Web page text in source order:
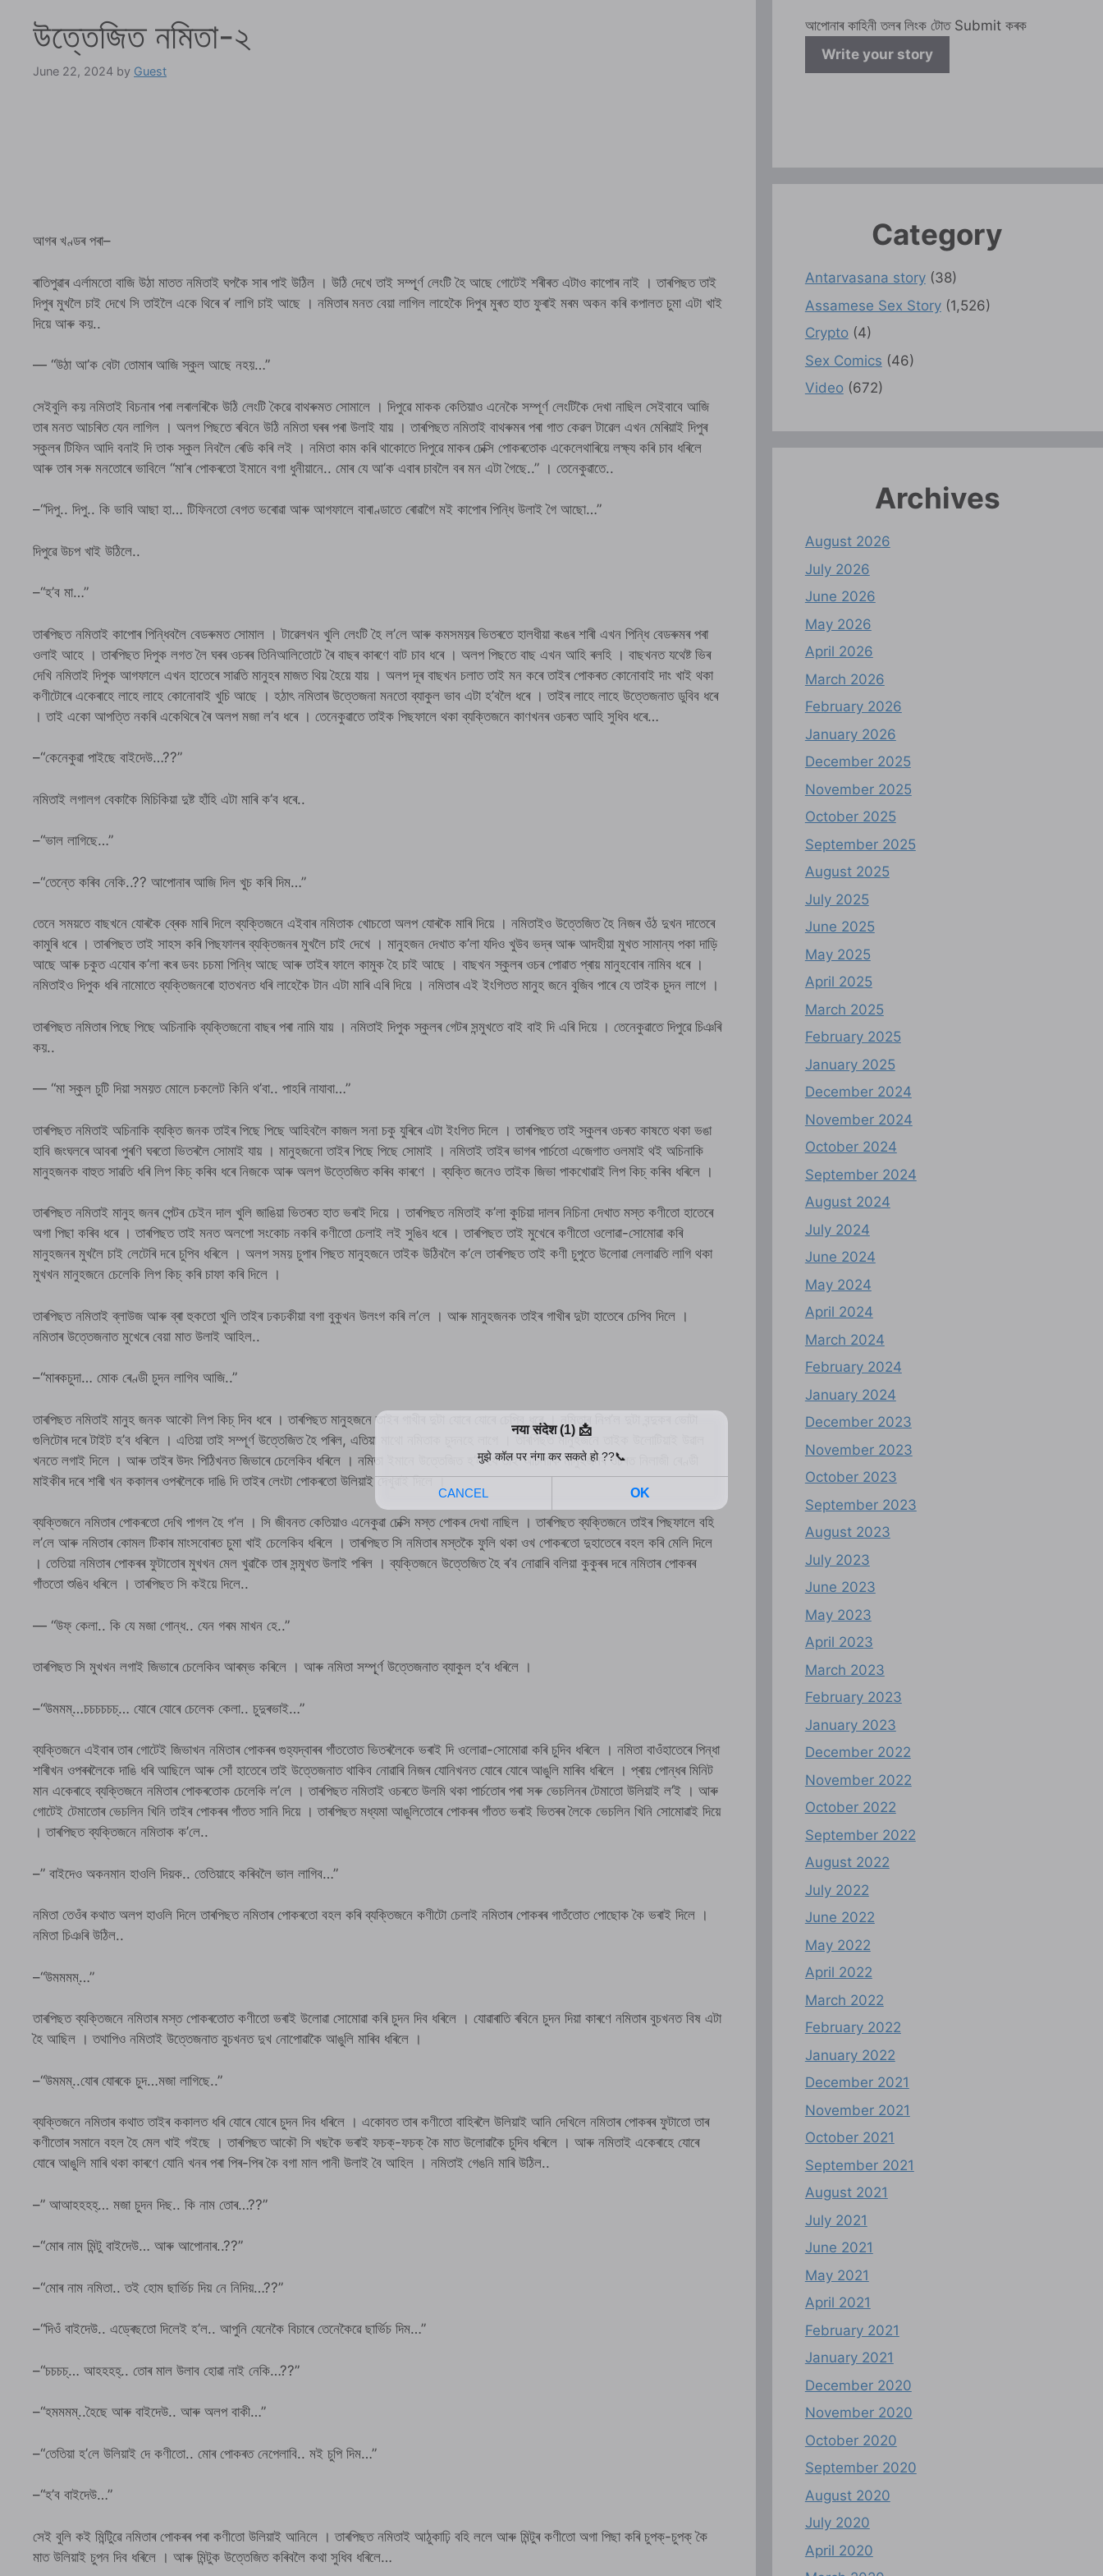
উত্তেজিত নমিতা-২
June 22, 2024 by Guest
আগৰ খণ্ডৰ পৰা–
ৰাতিপুৱাৰ এৰ্লামতো বাজি উঠা মাতত নমিতাই ঘপকৈ সাৰ পাই উঠিল । উঠি দেখে তাই সম্পূ্ৰ্ণ লেংটি হৈ আছে গোটেই শৰীৰত এটাও কাপোৰ নাই । তাৰপিছত তাই
দিপুৰ মুখলৈ চাই দেখে সি তাইলৈ একে থিৰে ৰ’ লাগি চাই আছে । নমিতাৰ মনত বেয়া লাগিল লাহেকৈ দিপুৰ মুৰত হাত ফুৰাই মৰম অকন কৰি কপালত চুমা এটা খাই
দিয়ে আৰু কয়..
— “উঠা আ’ক বেটা তোমাৰ আজি স্কুল আছে নহয়…”
সেইবুলি কয় নমিতাই বিচনাৰ পৰা লৰালৰিকৈ উঠি লেংটি কৈৱে বাথৰুমত সোমালে । দিপুৱে মাকক কেতিয়াও এনেকৈ সম্পূৰ্ণ লেংটিকৈ দেখা নাছিল সেইবাবে আজি
তাৰ মনত আচৰিত যেন লাগিল । অলপ পিছতে ৰবিনে উঠি নমিতা ঘৰৰ পৰা উলাই যায় । তাৰপিছত নমিতাই বাথৰুমৰ পৰা গাত কেৱল টাৱেল এখন মেৰিয়াই দিপুৰ
স্কুলৰ টিফিন আদি বনাই দি তাক স্কুল নিবলৈ ৰেডি কৰি লই । নমিতা কাম কৰি থাকোতে দিপুৱে মাকৰ চেক্সি পোকৰতোক একেলেথাৰিয়ে লক্ষ্য কৰি চাব ধৰিলে
আৰু তাৰ সৰু মনতোৰে ভাবিলে “মা’ৰ পোকৰতো ইমানে বগা ধুনীয়ানে.. মোৰ যে আ’ক এবাৰ চাবলৈ বৰ মন এটা গৈছে..” । তেনেকুৱাতে..
–“দিপু.. দিপু.. কি ভাবি আছা হা… টিফিনতো বেগত ভৰোৱা আৰু আগফালে বাৰাণ্ডাতে ৰোৱাগৈ মই কাপোৰ পিন্ধি উলাই গৈ আছো…”
দিপুৱে উচপ খাই উঠিলে..
–“হ’ব মা…”
তাৰপিছত নমিতাই কাপোৰ পিন্ধিবলৈ বেডৰুমত সোমাল । টাৱেলখন খুলি লেংটি হৈ ল’লে আৰু কমসময়ৰ ভিতৰতে হালধীয়া ৰংঙৰ শাৰী এখন পিন্ধি বেডৰুমৰ পৰা
ওলাই আহে । তাৰপিছত দিপুক লগত লৈ ঘৰৰ ওচৰৰ তিনিআলিতোটে ৰৈ বাছৰ কাৰণে বাট চাব ধৰে । অলপ পিছতে বাছ এখন আহি ৰলহি । বাছখনত যথেষ্ট ভিৰ
দেখি নমিতাই দিপুক আগফালে এখন হাতেৰে সাৱতি মানুহৰ মাজত থিয় হৈয়ে যায় । অলপ দূৰ বাছখন চলাত তাই মন কৰে তাইৰ পোকৰত কোনোবাই দাং খাই থকা
কণীটোৰে একেৰাহে লাহে লাহে কোনোবাই খুচি আছে । হঠাৎ নমিতাৰ উত্তেজনা মনতো ব্যাকুল ভাব এটা হ’বলৈ ধৰে । তাইৰ লাহে লাহে উত্তেজনাত ডুবিব ধৰে
। তাই একো আপত্তি নকৰি একেথিৰে ৰৈ অলপ মজা ল’ব ধৰে । তেনেকুৱাতে তাইক পিছফালে থকা ব্যক্তিজনে কাণখনৰ ওচৰত আহি সুধিব ধৰে…
–“কেনেকুৱা পাইছে বাইদেউ…??”
নমিতাই লগালগ বেকাকৈ মিচিকিয়া দুষ্ট হাঁহি এটা মাৰি ক’ব ধৰে..
–“ভাল লাগিছে…”
–“তেন্তে কৰিব নেকি..?? আপোনাৰ আজি দিল খুচ কৰি দিম…”
তেনে সময়তে বাছখনে যোৰকৈ ব্ৰেক মাৰি দিলে ব্যক্তিজনে এইবাৰ নমিতাক খোচতো অলপ যোৰকৈ মাৰি দিয়ে । নমিতাইও উত্তেজিত হৈ নিজৰ ওঁঠ দুখন দাতেৰে
কামুৰি ধৰে । তাৰপিছত তাই সাহস কৰি পিছফালৰ ব্যক্তিজনৰ মুখলৈ চাই দেখে । মানুহজন দেখাত ক’লা যদিও খুউব ভদ্ৰ আৰু আদহীয়া মুখত সামান্য পকা দাড়ি
আছে আৰু চকুত এযোৰ ক’লা ৰংৰ ডবং চচমা পিন্ধি আছে আৰু তাইৰ ফালে কামুক হৈ চাই আছে । বাছখন স্কুলৰ ওচৰ পোৱাত প্ৰায় মানুহবোৰ নামিব ধৰে ।
নমিতাইও দিপুক ধৰি নামোতে ব্যক্তিজনৰো হাতখনত ধৰি লাহেকৈ টান এটা মাৰি এৰি দিয়ে । নমিতাৰ এই ইংগিতত মানুহ জনে বুজিব পাৰে যে তাইক চুদন লাগে ।
তাৰপিছত নমিতাৰ পিছে পিছে অচিনাকি ব্যক্তিজনো বাছৰ পৰা নামি যায় । নমিতাই দিপুক স্কুলৰ গেটৰ সন্মুখতে বাই বাই দি এৰি দিয়ে । তেনেকুৱাতে দিপুৱে চিঞৰি
কয়..
— “মা স্কুল চুটি দিয়া সময়ত মোলে চকলেট কিনি থ’বা.. পাহৰি নাযাবা…”
তাৰপিছত নমিতাই অচিনাকি ব্যক্তি জনক তাইৰ পিছে পিছে আহিবলৈ কাজল সনা চকু যুৰিৰে এটা ইংগিত দিলে । তাৰপিছত তাই স্কুলৰ ওচৰত কাষতে থকা ভঙা
হাবি জংঘলৰে আবৰা পুৰণি ঘৰতো ভিতৰলৈ সোমাই যায় । মানুহজনো তাইৰ পিছে পিছে সোমাই । নমিতাই তাইৰ ভাগৰ পাৰ্চতো এজেগাত ওলমাই থই অচিনাকি
মানুহজনক বাহুত সাৱতি ধৰি লিপ কিচ্ কৰিব ধৰে নিজকে আৰু অলপ উত্তেজিত কৰিব কাৰণে । ব্যক্তি জনেও তাইক জিভা পাকখোৱাই লিপ কিচ্ কৰিব ধৰিলে ।
তাৰপিছত নমিতাই মানুহ জনৰ পেন্টৰ চেইন দাল খুলি জাঙিয়া ভিতৰত হাত ভৰাই দিয়ে । তাৰপিছত নমিতাই ক’লা কুচিয়া দালৰ নিচিনা দেখাত মস্ত কণীতো হাতেৰে
অগা পিছা কৰিব ধৰে । তাৰপিছত তাই মনত অলপো সংকোচ নকৰি কণীতো চেলাই লই সুঙিব ধৰে । তাৰপিছত তাই মুখেৰে কণীতো ওলোৱা-সোমোৱা কৰি
মানুহজনৰ মুখলৈ চাই লেটেৰি দৰে চুপিব ধৰিলে । অলপ সময় চুপাৰ পিছত মানুহজনে তাইক উঠিবলৈ ক’লে তাৰপিছত তাই কণী চুপুতে উলোৱা লেলাৱতি লাগি থকা
মুখখন মানুহজনে চেলেকি লিপ কিচ্ কৰি চাফা কৰি দিলে ।
তাৰপিছত নমিতাই ব্লাউজ আৰু ব্ৰা হুকতো খুলি তাইৰ ঢকঢকীয়া বগা বুকুখন উলংগ কৰি ল’লে । আৰু মানুহজনক তাইৰ গাখীৰ দুটা হাতেৰে চেপিব দিলে ।
নমিতাৰ উত্তেজনাত মুখেৰে বেয়া মাত উলাই আহিল..
–“মাৰকচুদা… মোক ৰেণ্ডী চুদন লাগিব আজি..”
তাৰপিছত নমিতাই মানুহ জনক আকৌ লিপ কিচ্ দিব ধৰে । তাৰপিছত মানুহজনে তাইৰ গাখীৰ দুটা যোৰে যোৰে চেপিব ধৰে । নমিতাৰ নিপ’ল দুটা বন্দুকৰ ভোটা
গুলিটোৰ দৰে টাইট হ’ব ধৰিলে । এতিয়া তাই সম্পূৰ্ণ উত্তেজিত হৈ পৰিল, এতিয়া মাথো নমিতাক চুদনহে লাগে । তাৰপিছত মানুহজনে তাইক উলোটিয়াই উৱাল
খনতে লগাই দিলে । আৰু তাইৰ উদং পিঠিখনত জিভাৰে চেলেকিব ধৰিলে । নমিতা ইমানে উত্তেজিত হ’ল যে তাই অচিনাকি মানুহজনৰ ওচৰত নিলাজী ৰেণ্ডী
মাইকীৰ দৰে শাৰী খন ককালৰ ওপৰলৈকে দাঙি দি তাইৰ লেংটা পোকৰতো উলিয়াই দেখুৱাই দিলে ।
ব্যক্তিজনে নমিতাৰ পোকৰতো দেখি পাগল হৈ গ’ল । সি জীবনত কেতিয়াও এনেকুৱা চেক্সি মস্ত পোকৰ দেখা নাছিল । তাৰপিছত ব্যক্তিজনে তাইৰ পিছফালে বহি
ল’লে আৰু নমিতাৰ কোমল টিকাৰ মাংসবোৰত চুমা খাই চেলেকিব ধৰিলে । তাৰপিছত সি নমিতাৰ মস্তকৈ ফুলি থকা ওখ পোকৰতো দুহাতেৰে বহল কৰি মেলি দিলে
। তেতিয়া নমিতাৰ পোকৰৰ ফুটাতোৰ মুখখন মেল খুৱাকৈ তাৰ সন্মুখত উলাই পৰিল । ব্যক্তিজনে উত্তেজিত হৈ ৰ’ব নোৱাৰি বলিয়া কুকুৰৰ দৰে নমিতাৰ পোকৰৰ
গাঁততো শুঙিব ধৰিলে । তাৰপিছত সি কইয়ে দিলে..
— “উফ্ কেলা.. কি যে মজা গোন্ধ.. যেন গৰম মাখন হে..”
তাৰপিছত সি মুখখন লগাই জিভাৰে চেলেকিব আৰম্ভ কৰিলে । আৰু নমিতা সম্পূ্ৰ্ণ উত্তেজনাত ব্যাকুল হ’ব ধৰিলে ।
–“উমমম্…চচচচচচ্… যোৰে যোৰে চেলেক কেলা.. চুদুৰভাই…”
ব্যক্তিজনে এইবাৰ তাৰ গোটেই জিভাখন নমিতাৰ পোকৰৰ গুহ্যদ্বাৰৰ গাঁততোত ভিতৰলৈকে ভৰাই দি ওলোৱা-সোমোৱা কৰি চুদিব ধৰিলে । নমিতা বাওঁহাতেৰে পিন্ধা
শাৰীখন ওপৰৰলৈকে দাঙি ধৰি আছিলে আৰু সোঁ হাতেৰে তাই উত্তেজনাত থাকিব নোৱাৰি নিজৰ যোনিখনত যোৰে যোৰে আঙুলি মাৰিব ধৰিলে । প্ৰায় পোন্ধৰ মিনিট
মান একেৰাহে ব্যক্তিজনে নমিতাৰ পোকৰতোক চেলেকি ল’লে । তাৰপিছত নমিতাই ওচৰতে উলমি থকা পাৰ্চতোৰ পৰা সৰু ভেচলিনৰ টেমাতো উলিয়াই ল’ই । আৰু
গোটেই টেমাতোৰ ভেচলিন খিনি তাইৰ পোকৰৰ গাঁতত সানি দিয়ে । তাৰপিছত মধ্যমা আঙুলিতোৰে পোকৰৰ গাঁতত ভৰাই ভিতৰৰ লৈকে ভেচলিন খিনি সোমোৱাই দিয়ে
। তাৰপিছত ব্যক্তিজনে নমিতাক ক’লে..
–” বাইদেও অকনমান হাওলি দিয়ক.. তেতিয়াহে কৰিবলৈ ভাল লাগিব…”
নমিতা তেওঁৰ কথাত অলপ হাওলি দিলে তাৰপিছত নমিতাৰ পোকৰতো বহল কৰি ব্যক্তিজনে কণীটো চেলাই নমিতাৰ পোকৰৰ গাতঁতোত পোছোক কৈ ভৰাই দিলে ।
নমিতা চিঞৰি উঠিল..
–“উমমমম্…”
তাৰপিছত ব্যক্তিজনে নমিতাৰ মস্ত পোকৰতোত কণীতো ভৰাই উলোৱা সোমোৱা কৰি চুদন দিব ধৰিলে । যোৱাৰাতি ৰবিনে চুদন দিয়া কাৰণে নমিতাৰ বুচখনত বিষ এটা
হৈ আছিল । তথাপিও নমিতাই উত্তেজনাত বুচখনত দুখ নোপোৱাকৈ আঙুলি মাৰিব ধৰিলে ।
–“উমমম্..যোৰ যোৰকে চুদ…মজা লাগিছে..”
ব্যক্তিজনে নমিতাৰ কথাত তাইৰ ককালত ধৰি যোৰে যোৰে চুদন দিব ধৰিলে । একোবত তাৰ কণীতো বাহিৰলৈ উলিয়াই আনি দেখিলে নমিতাৰ পোকৰৰ ফুটাতো তাৰ
কণীতোৰ সমানে বহল হৈ মেল খাই গইছে । তাৰপিছত আকৌ সি খছকৈ ভৰাই ফচক্-ফচক্ কৈ মাত উলোৱাকৈ চুদিব ধৰিলে । আৰু নমিতাই একেৰাহে যোৰে
যোৰে আঙুলি মাৰি থকা কাৰণে যোনি খনৰ পৰা পিৰ-পিৰ কৈ বগা মাল পানী উলাই বৈ আহিল । নমিতাই গেঙনি মাৰি উঠিল..
–” আআহহহহ্… মজা চুদন দিছ.. কি নাম তোৰ…??”
–“মোৰ নাম মিন্টু বাইদেউ… আৰু আপোনাৰ..??”
–“মোৰ নাম নমিতা.. তই হোম ছাৰ্ভিচ দিয় নে নিদিয়…??”
–“দিওঁ বাইদেউ.. এড্ৰেছতো দিলেই হ’ল.. আপুনি যেনেকৈ বিচাৰে তেনেকৈৱে ছাৰ্ভিচ দিম…”
–“চচচচ্… আহহহহ্.. তোৰ মাল উলাব হোৱা নাই নেকি…??”
–“হমমমম্..হৈছে আৰু বাইদেউ.. আৰু অলপ বাকী…”
–“তেতিয়া হ’লে উলিয়াই দে কণীতো.. মোৰ পোকৰত নেপেলাবি.. মই চুপি দিম…”
–“হ’ব বাইদেউ…”
সেই বুলি কই মিন্টিুৱে নমিতাৰ পোকৰৰ পৰা কণীতো উলিয়াই আনিলে । তাৰপিছত নমিতাই আঠুকাঢ়ি বহি ললে আৰু মিন্টুৰ কণীতো অগা পিছা কৰি চুপক্-চুপক্ কৈ
মাত উলিয়াই চুপন দিব ধৰিলে । আৰু মিন্টুক উত্তেজিত কৰিবলৈ কথা সুধিব ধৰিলে…
আপোনাৰ কাহিনী তলৰ লিংক টোত Submit কৰক
Write your story
Category
Antarvasana story(38)
Assamese Sex Story(1,526)
Crypto(4)
Sex Comics (46)
Video(672)
Archives
August 2026
July 2026
June 2026
May 2026
April 2026
March 2026
February 2026
January 2026
December 2025
November 2025
October 2025
September 2025
August 2025
July 2025
June 2025
May 2025
April 2025
March 2025
February 2025
January 2025
December 2024
November 2024
October 2024
September 2024
August 2024
July 2024
June 2024
May 2024
April 2024
March 2024
February 2024
January 2024
December 2023
November 2023
October 2023
September 2023
August 2023
July 2023
June 2023
May 2023
April 2023
March 2023
February 2023
January 2023
December 2022
November 2022
October 2022
September 2022
August 2022
July 2022
June 2022
May 2022
April 2022
March 2022
February 2022
January 2022
December 2021
November 2021
October 2021
September 2021
August 2021
July 2021
June 2021
May 2021
April 2021
February 2021
January 2021
December 2020
November 2020
October 2020
September 2020
August 2020
July 2020
April 2020